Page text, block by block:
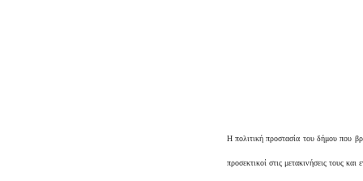
Η πολιτική προστασία του δήμου που
προσεκτικοί στις μετακινήσεις τους